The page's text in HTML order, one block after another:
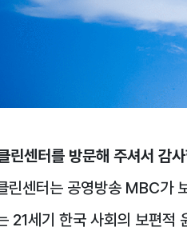
린센터를 방문해 주셔서 감
린센터는 공영방송 MBC가
21세기 한국 사회의 보편적